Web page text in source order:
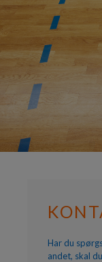
Har du
andet, skal